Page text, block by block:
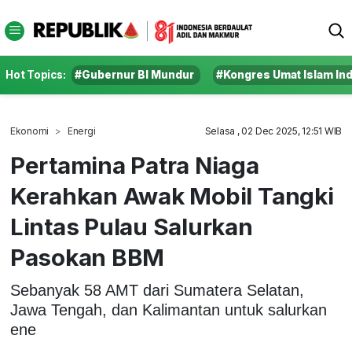
Hot Topics: #Gubernur BI Mundur #Kongres Umat Islam
Ekonomi Energi Selasa , 02 Dec 2025, 12:51 WIB
Pertamina Patra Niaga
Kerahkan Awak Mobil Tangki
Lintas Pulau Salurkan
Pasokan BBM
Sebanyak 58 AMT dari Sumatera Selatan,
Jawa Tengah, dan Kalimantan untuk salurkan
ene